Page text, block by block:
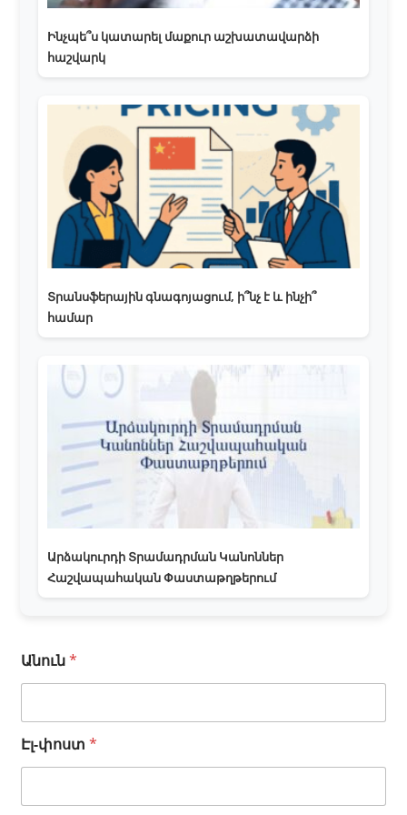
Ինչպե՞ս կատարել մաքուր աշխատավարձի
հաշվարկ
Տրանսֆերային գնագոյացում, ի՞նչ է և ինչի՞
համար
Արձակուրդի Տրամադրման Կանոններ
Հաշվապահական Փաստաթղթերում
Անուն*
Էլ-փոստ*